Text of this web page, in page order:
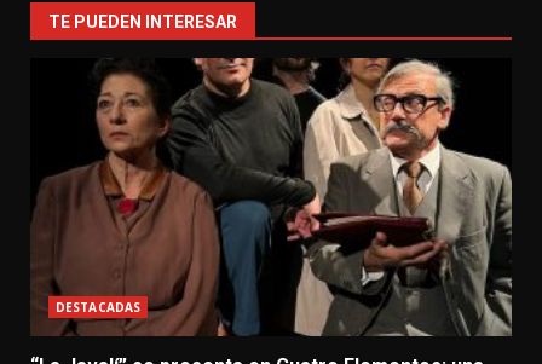
TE PUEDEN INTERESAR
DESTACADAS